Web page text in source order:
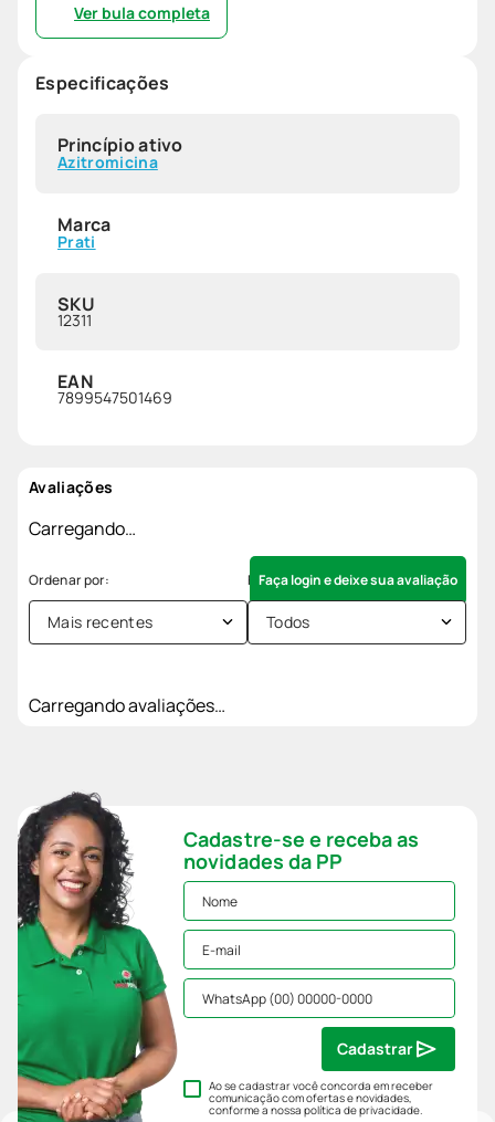
Ver bula completa
Especificações
Princípio ativo
Azitromicina
Marca
Prati
SKU
12311
EAN
7899547501469
Avaliações
Carregando…
Faça login e deixe sua avaliação
Mais recentes Todos
Carregando avaliações…
Cadastre-se e receba as
novidades da PP
Ao se cadastrar você concorda em receber
comunicação com ofertas e novidades,
conforme a nossapolítica de privacidade.
Cadastrar